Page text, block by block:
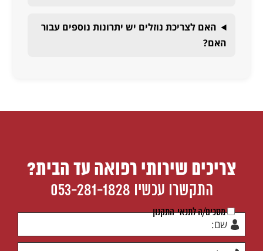
האם לצריכת נוזלים יש יתרונות נוספים עבור
האם?
צריכים שירותי רפואה עד הבית?
התקשרו עכשיו 053-281-1828
מסכים/ה לתנאי התקנון
מסכים/ה לתנאי התקנון